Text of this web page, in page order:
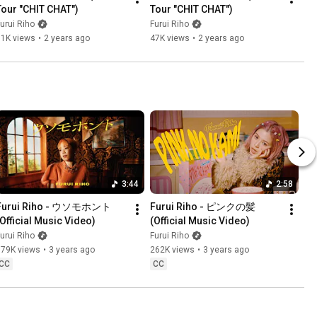
"CHIT CHAT")
Riho
views • 2 years ago
Tour "CHIT CHAT")
Furui Riho
47K views • 2 years ago
3:44
Riho - ウソモホント
Music Video)
Riho
views • 3 years ago
2:58
Furui Riho - ピンクの髪
(Official Music Video)
Furui Riho
262K views • 3 years ago
CC